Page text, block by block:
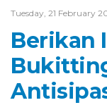
Tuesday, 21 February
Berikan